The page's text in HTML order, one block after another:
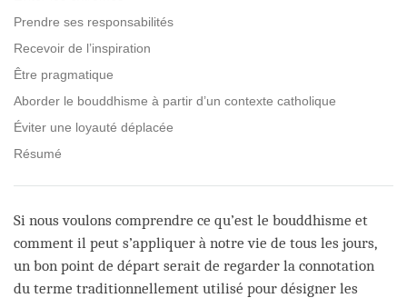
Prendre ses responsabilités
Recevoir de l’inspiration
Être pragmatique
Aborder le bouddhisme à partir d’un contexte catholique
Éviter une loyauté déplacée
Résumé
Si nous voulons comprendre ce qu’est le bouddhisme et
comment il peut s’appliquer à notre vie de tous les jours,
un bon point de départ serait de regarder la connotation
du terme traditionnellement utilisé pour désigner les